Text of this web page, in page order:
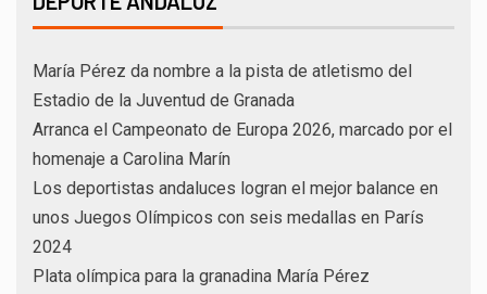
María Pérez da nombre a la pista de atletismo del
Estadio de la Juventud de Granada
Arranca el Campeonato de Europa 2026, marcado por el
homenaje a Carolina Marín
Los deportistas andaluces logran el mejor balance en
unos Juegos Olímpicos con seis medallas en París
2024
Plata olímpica para la granadina María Pérez